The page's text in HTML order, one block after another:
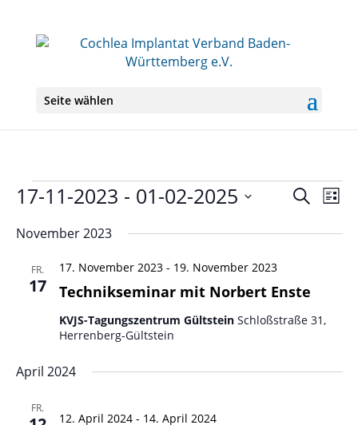
Seite wählen
Veranstaltungen
und
SucheListe
17-11-2023 - 01-02-2025
wählen.
November 2023
FR.
17 Technikseminar mit Norbert Enste
17. November 2023- 19. November 2023
KVJS-Tagungszentrum Gültstein Schloßstraße 31,
Herrenberg-Gültstein
April 2024
FR.
12. April 2024- 14. April 2024